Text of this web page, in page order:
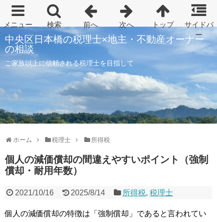
中央区日本橋の税理士×地主・不動産オーナー
の相談
ご家族以上に信頼される税理士を目指して
ホーム 税理士 所得税
個人の減価償却の間違えやすいポイント（強制
償却・耐用年数）
2021/10/16 2025/8/14 所得税,税理士
個人の減価償却の特徴は「強制償却」であると言われてい